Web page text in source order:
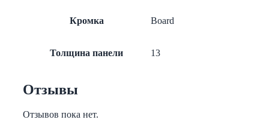
Кромка Board
Толщина панели 13
Отзывы
Отзывов пока нет.